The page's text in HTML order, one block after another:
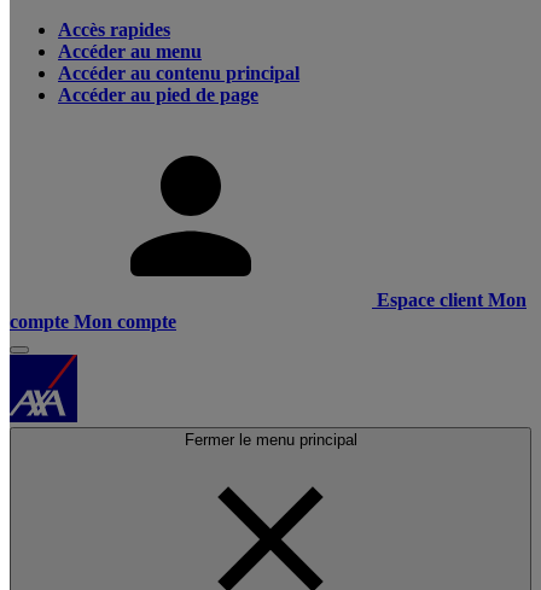
Accès rapides
Accéder au menu
Accéder au contenu principal
Accéder au pied de page
Espace client Mon
compte Mon compte
Fermer le menu principal